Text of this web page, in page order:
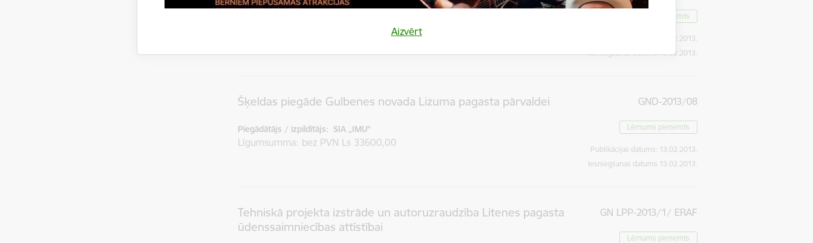
Aizvērt
LVL 2190,00 bez PVN
Lēmums pieņemts
15.02.2013.
Iesniegšanas datums 15.02.2013.
Šķeldas piegāde Gulbenes novada Lizuma pagasta pārvaldei
Piegādātājs / izpildītājs: SIA „IMU"
Līgumsumma bez PVN Ls 33600,00
GND-2013/08
Lēmums pieņemts
Publikācijas datums: 13.02.2013.
Iesniegšanas datums 13.02.2013.
Tehniskā projekta izstrāde un autoruzraudzība Litenes pagasta
ūdenssaimniecības attīstībai
GN LPP-2013/1/ ERAF
Lēmums pieņemts